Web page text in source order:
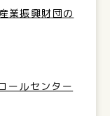
業振興財団の
ールセンター